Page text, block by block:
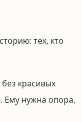
тех, кто
красивых
Ему нужна опора,